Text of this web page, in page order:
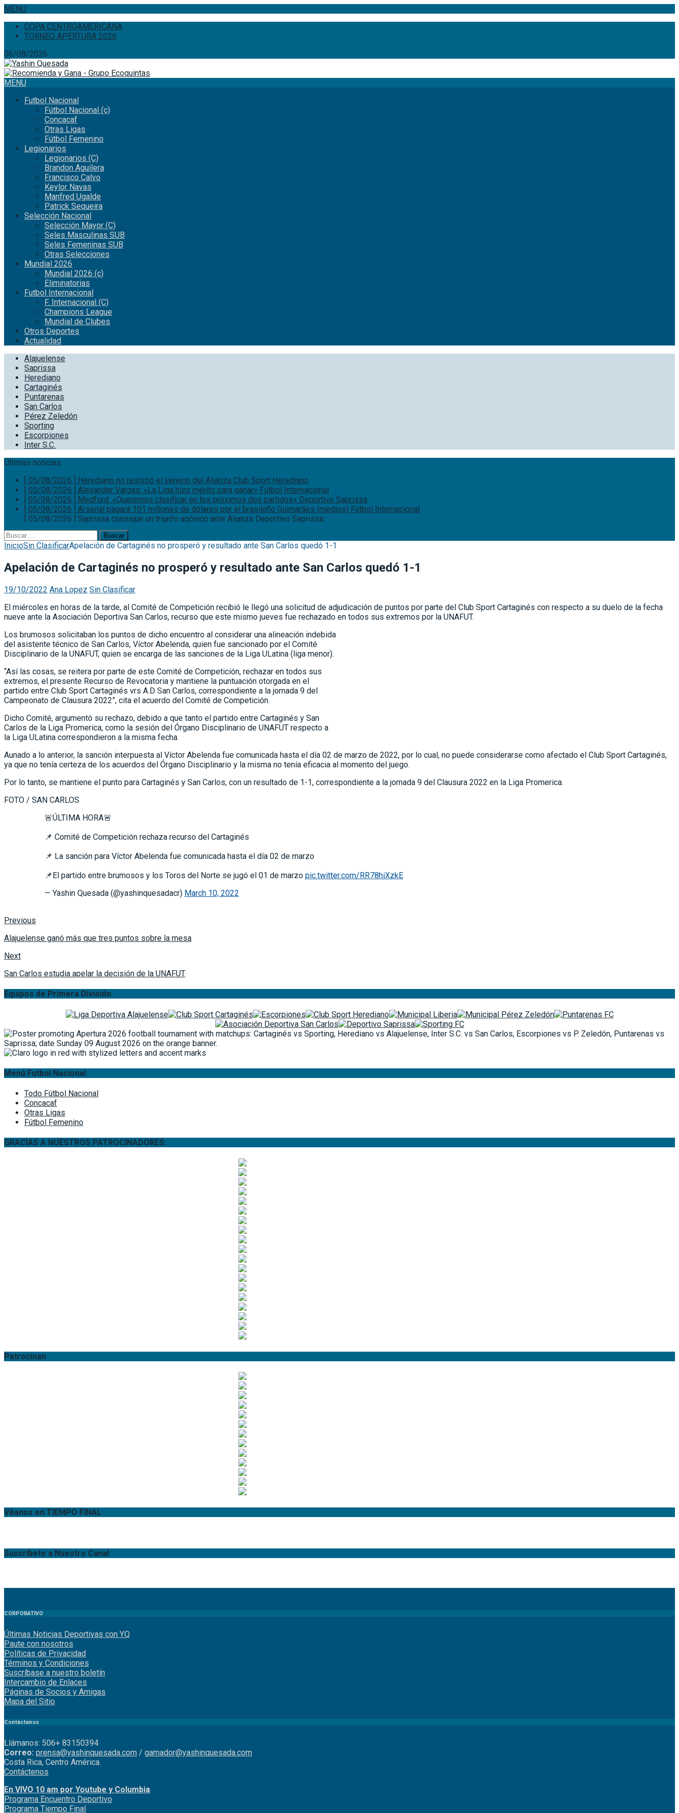
MENU
COPA CENTROAMERICANA
TORNEO APERTURA 2026
06/08/2026
MENU
Futbol Nacional
Fútbol Nacional (c)
Concacaf
Otras Ligas
Fútbol Femenino
Legionarios
Legionarios (C)
Brandon Aguilera
Francisco Calvo
Keylor Navas
Manfred Ugalde
Patrick Sequeira
Selección Nacional
Selección Mayor (C)
Seles Masculinas SUB
Seles Femeninas SUB
Otras Selecciones
Mundial 2026
Mundial 2026 (c)
Eliminatorias
Futbol Internacional
F. Internacional (C)
Champions League
Mundial de Clubes
Otros Deportes
Actualidad
Alajuelense
Saprissa
Herediano
Cartaginés
Puntarenas
San Carlos
Pérez Zeledón
Sporting
Escorpiones
Inter S.C.
Últimas noticias:
[ 05/08/2026 ] Herediano no resistió el veneno del Alianza Club Sport Herediano
[ 05/08/2026 ] Alexander Vargas: «La Liga hizo mérito para ganar» Fútbol Internacional
[ 05/08/2026 ] Medford: «Queremos clasificar en los próximos dos partidos» Deportivo Saprissa
[ 05/08/2026 ] Arsenal pagará 101 millones de dólares por el brasileño Guimarães (medios) Fútbol Internacional
[ 05/08/2026 ] Saprissa consigue un triunfo agónico ante Alianza Deportivo Saprissa
Buscar:
InicioSin ClasificarApelación de Cartaginés no prosperó y resultado ante San Carlos quedó 1-1
Apelación de Cartaginés no prosperó y resultado ante San Carlos quedó 1-1
19/10/2022 Ana Lopez Sin Clasificar
El miércoles en horas de la tarde, al Comité de Competición recibió le llegó una solicitud de adjudicación de puntos por parte del Club Sport Cartaginés con respecto a su duelo de la fecha
nueve ante la Asociación Deportiva San Carlos, recurso que este mismo jueves fue rechazado en todos sus extremos por la UNAFUT.
Los brumosos solicitaban los puntos de dicho encuentro al considerar una alineación indebida
del asistente técnico de San Carlos, Víctor Abelenda, quien fue sancionado por el Comité
Disciplinario de la UNAFUT, quien se encarga de las sanciones de la Liga ULatina (liga menor).
“Así las cosas, se reitera por parte de este Comité de Competición, rechazar en todos sus
extremos, el presente Recurso de Revocatoria y mantiene la puntuación otorgada en el
partido entre Club Sport Cartaginés vrs A.D San Carlos, correspondiente a la jornada 9 del
Campeonato de Clausura 2022”, cita el acuerdo del Comité de Competición.
Dicho Comité, argumentó su rechazo, debido a que tanto el partido entre Cartaginés y San
Carlos de la Liga Promerica, como la sesión del Órgano Disciplinario de UNAFUT respecto a
la Liga ULatina correspondieron a la misma fecha.
Aunado a lo anterior, la sanción interpuesta al Víctor Abelenda fue comunicada hasta el día 02 de marzo de 2022, por lo cual, no puede considerarse como afectado el Club Sport Cartaginés,
ya que no tenía certeza de los acuerdos del Órgano Disciplinario y la misma no tenía eficacia al momento del juego.
Por lo tanto, se mantiene el punto para Cartaginés y San Carlos, con un resultado de 1-1, correspondiente a la jornada 9 del Clausura 2022 en la Liga Promerica.
FOTO / SAN CARLOS
🚨ÚLTIMA HORA🚨
📌 Comité de Competición rechaza recurso del Cartaginés
📌 La sanción para Víctor Abelenda fue comunicada hasta el día 02 de marzo
📌El partido entre brumosos y los Toros del Norte se jugó el 01 de marzo pic.twitter.com/RR78hiXzkE
— Yashin Quesada (@yashinquesadacr) March 10, 2022
Previous
Alajuelense ganó más que tres puntos sobre la mesa
Next
San Carlos estudia apelar la decisión de la UNAFUT
Equipos de Primera División
Menú Futbol Nacional
Todo Fútbol Nacional
Concacaf
Otras Ligas
Fútbol Femenino
GRACIAS A NUESTROS PATROCINADORES:
Patrocinan
Véanos en TIEMPO FINAL
Suscríbete a Nuestro Canal
CORPORATIVO
Últimas Noticias Deportivas con YQ
Paute con nosotros
Políticas de Privacidad
Términos y Condiciones
Suscríbase a nuestro boletín
Intercambio de Enlaces
Páginas de Socios y Amigas
Mapa del Sitio
Contáctanos
Llámanos: 506+ 83150394
Correo: prensa@yashinquesada.com / gamador@yashinquesada.com
Costa Rica, Centro América.
Contáctenos
En VIVO 10 am por Youtube y Columbia
ProgramaEncuentroDeportivo
Programa Tiempo Final